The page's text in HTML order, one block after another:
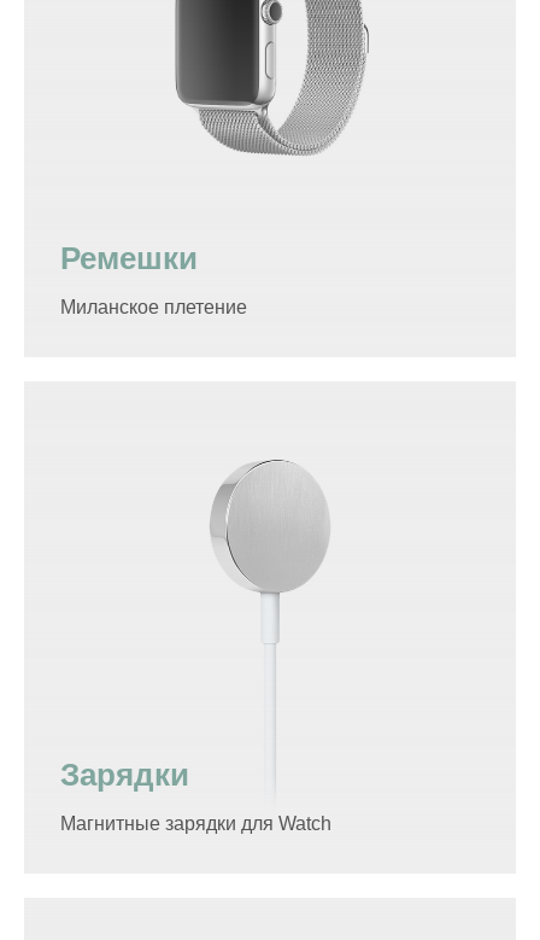
Ремешки
Миланское плетение
Зарядки
Магнитные зарядки для Watch